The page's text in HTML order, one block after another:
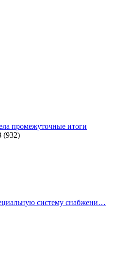
промежуточные итоги
(932)
систему снабжени…